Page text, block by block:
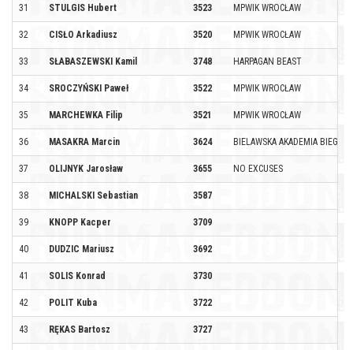
31 STULGIS Hubert 3523 MPWIK WROCŁAW
32 CISŁO Arkadiusz 3520 MPWIK WROCŁAW
33 SŁABASZEWSKI Kamil 3748 HARPAGAN BEAST
34 SROCZYŃSKI Paweł 3522 MPWIK WROCŁAW
35 MARCHEWKA Filip 3521 MPWIK WROCŁAW
36 MASAKRA Marcin 3624 BIELAWSKA AKADEMIA
37 OLIJNYK Jarosław 3655 NO EXCUSES
38 MICHALSKI Sebastian 3587
39 KNOPP Kacper 3709
40 DUDZIC Mariusz 3692
41 SOLIS Konrad 3730
42 POLIT Kuba 3722
43 RĘKAS Bartosz 3727